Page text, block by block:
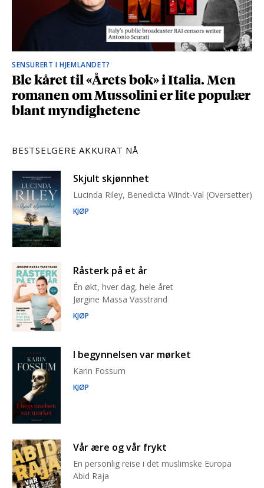
SENSURERT I HJEMLANDET?
Ble kåret til «Årets bok» i Italia. Men
romanen om Mussolini er lite populær
blant myndighetene
BESTSELGERE AKKURAT NÅ
Skjult skjønnhet
Lucinda Riley, Benedicta Windt-Val (Oversetter)
KJØP
Råsterk på et år
Én økt, hver dag, hele året
Jørgine Massa Vasstrand
KJØP
I begynnelsen var mørket
Karin Fossum
KJØP
Vår ære og vår frykt
En personlig reise i det muslimske Europa
Abid Raja